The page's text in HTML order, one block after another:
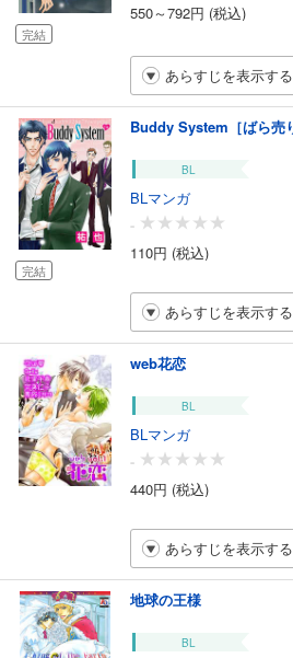
完結
550～792円 (税込)
あらすじを表示する
完結
Buddy System［ばら売
BL
BLマンガ
-
110円 (税込)
あらすじを表示する
web花恋
BL
BLマンガ
-
440円 (税込)
あらすじを表示する
地球の王様
BL